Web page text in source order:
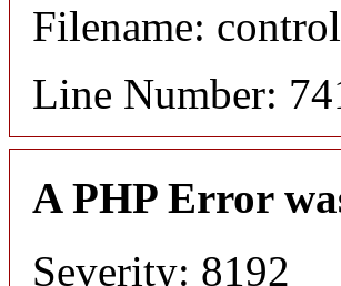
Filename:
Line Number:
A PHP Error
Severity: 8192